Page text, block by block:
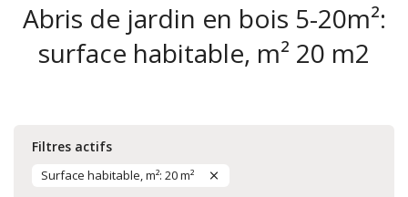
Abris de jardin en bois 5-20m²:
surface habitable, m² 20 m2
Filtres actifs
Surface habitable, m²: 20 m²